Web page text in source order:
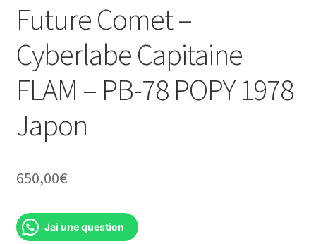
Future Comet –
Cyberlabe Capitaine
FLAM – PB-78 POPY 1978
Japon
650,00€
Jai une question